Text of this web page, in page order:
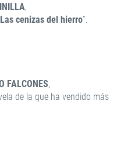
,
Las cenizas del hierro”.
FALCONES,
de la que ha vendido más